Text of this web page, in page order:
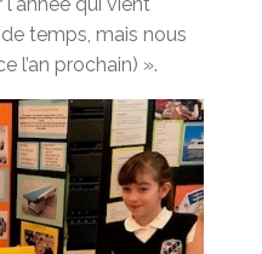
temps, mais nous
l’an prochain) ».